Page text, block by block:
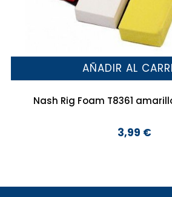
AÑADIR AL
Nash Rig Foam T8361
Precio
3,99 €